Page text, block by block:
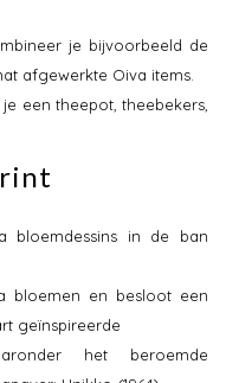
je bijvoorbeeld de
afgewerkte Oiva items.
een theepot, theebekers,
bloemdessins in de ban
bloemen en besloot een
geïnspireerde
het beroemde